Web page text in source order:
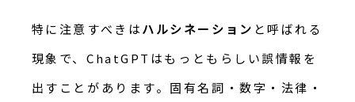
特に注意すべきはハルシネーション と呼ばれる
現象で、ChatGPTはもっともらしい誤情報を
出すことがあります。固有名詞・数字・法律・